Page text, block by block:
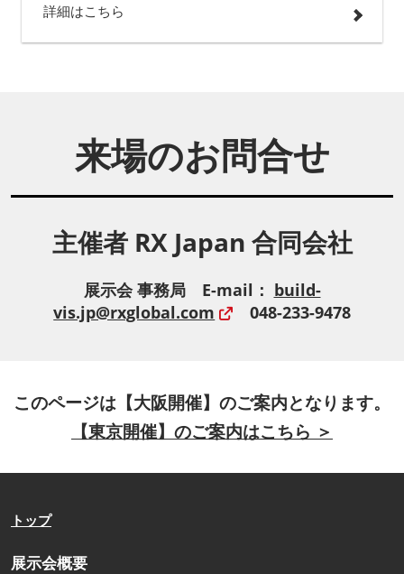
詳細はこちら
来場のお問合せ
主催者 RX Japan 合同会社
展示会 事務局 E-mail： build-
vis.jp@rxglobal.com
048-233-9478
このページは【大阪開催】のご案内となります。
【東京開催】のご案内はこちら ＞
トップ
展示会概要